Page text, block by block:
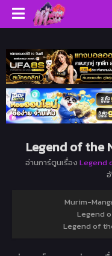
Legend of the
อ่านการ์ตูนเรื่อง Legend
Murim-
Legend
Legend of